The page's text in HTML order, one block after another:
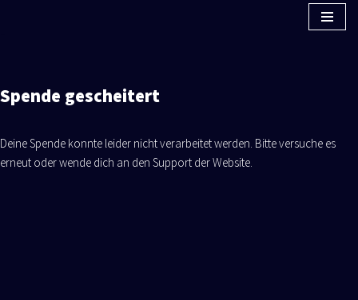
Spende gescheitert
Dei­ne Spen­de konn­te lei­der nicht ver­ar­bei­tet wer­den. Bit­te ver­su­che es
erneut oder wen­de dich an den Sup­port der Website.